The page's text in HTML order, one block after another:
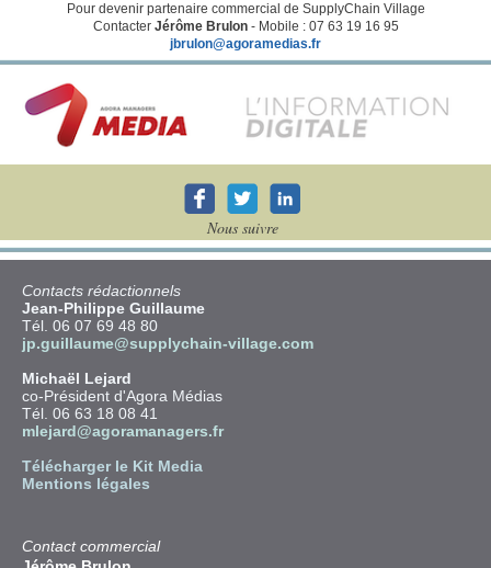
Pour devenir partenaire commercial de SupplyChain Village
Contacter Jérôme Brulon- Mobile : 07 63 19 16 95
jbrulon@agoramedias.fr
Nous suivre
Contacts rédactionnels
Jean-Philippe Guillaume
Tél. 06 07 69 48 80
jp.guillaume@supplychain-village.com
Michaël Lejard
co-Président d'Agora Médias
Tél. 06 63 18 08 41
mlejard@agoramanagers.fr
Télécharger le Kit Media
Mentions légales
Contact commercial